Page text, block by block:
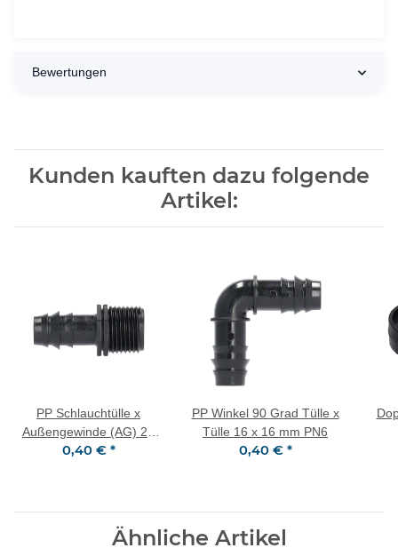
Bewertungen
Kunden kauften dazu folgende
Artikel:
PP Schlauchtülle x
Außengewinde (AG) 20
mm x 3/4" PN6
0,40 € *
PP Winkel 90 Grad Tülle x
Tülle 16 x 16 mm PN6
0,40 € *
Ähnliche Artikel